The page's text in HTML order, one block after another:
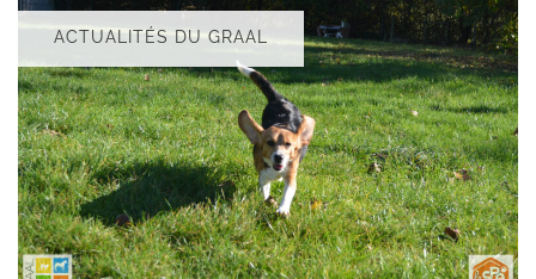
ACTUALITÉS DU GRAAL